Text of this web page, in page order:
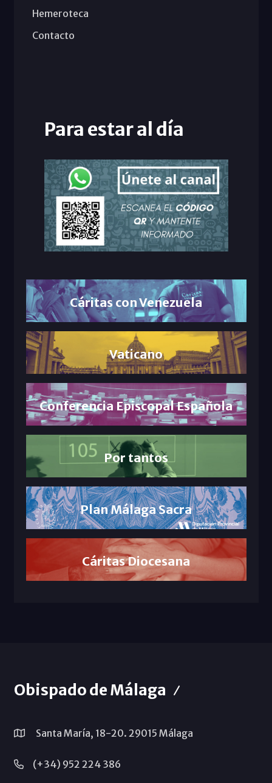
Hemeroteca
Contacto
Para estar al día
Cáritas con Venezuela
Vaticano
Conferencia Episcopal Española
Por tantos
Plan Málaga Sacra
Cáritas Diocesana
Obispado de Málaga
Santa María, 18-20. 29015 Málaga
(+34) 952 224 386